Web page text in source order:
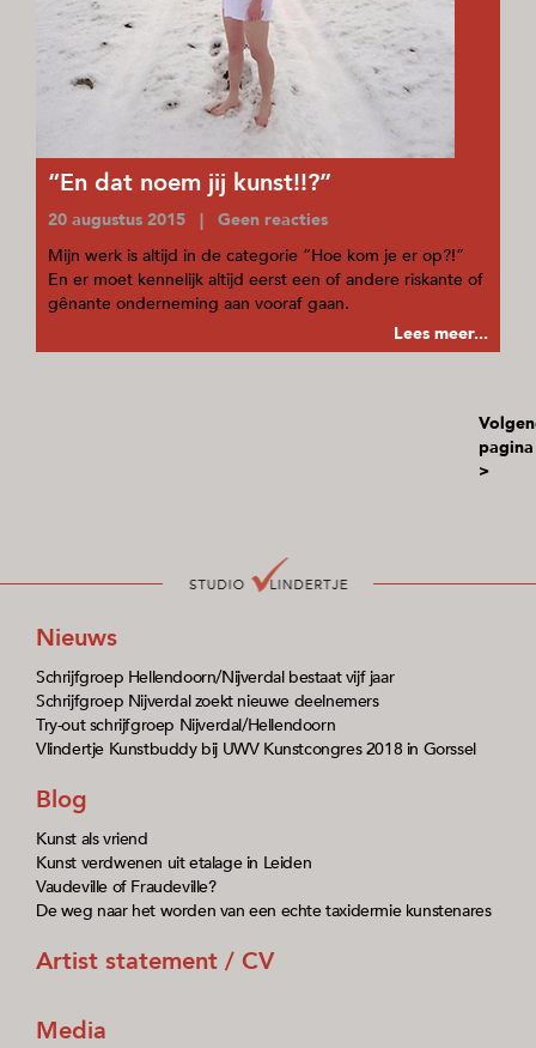
“En dat noem jij kunst!!?”
20 augustus 2015 | Geen reacties
Mijn werk is altijd in de categorie “Hoe kom je er op?!”
En er moet kennelijk altijd eerst een of andere riskante of
gênante onderneming aan vooraf gaan.
Lees meer...
pagina
>
Nieuws
Schrijfgroep Hellendoorn/Nijverdal bestaat vijf jaar
Schrijfgroep Nijverdal zoekt nieuwe deelnemers
Try-out schrijfgroep Nijverdal/Hellendoorn
Vlindertje Kunstbuddy bij UWV Kunstcongres 2018 in Gorssel
Blog
Kunst als vriend
Kunst verdwenen uit etalage in Leiden
Vaudeville of Fraudeville?
De weg naar het worden van een echte taxidermie kunstenares
Artist statement / CV
Media